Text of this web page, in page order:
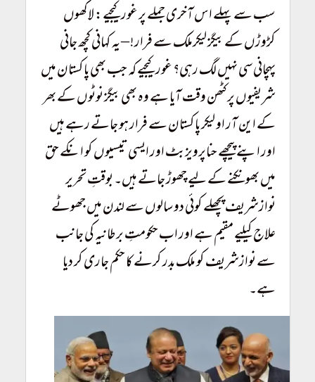
سب سے پہلے اس آخری جملے پر غورکیجیے: لاکھوں
کڑوڑں کے بیگز لیکرملک سے فرار! – یہ کہانی کچھ جانی
پہچانی سی نہیں لگ رہی؟ غورکیجیے کہ جب بھی پاکستان میں
شریفیوں پر کٹھن وقت آیا ہے وہ بھی بیگز نوٹوں کے بھر
کے این آر او لیکر پاکستان سے فرار ہو جاتے رہے ہیں
اور اپنے پیچھے حناپرویزبٹ اور ایسی تیسیوں کو انکے حق
میں بھونکنے کے لیے چھوڑ جاتے ہیں۔ بوقتِ تحریر
نوازشریف پچھلے کوئی دو سالوں سے لندن میں جھوٹے
علاج کیلیے مقیم ہے اور اب حکومتِ برطانیہ کی جانب
سے نوازشریف کو ملک بدر کرنے کا حکم جاری کر دیا
ہے۔